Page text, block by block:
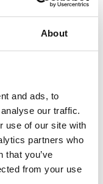
About
and ads, to
our traffic.
use of our site with
partners who
that you’ve
from your use
som är det
och
decennier. Bilar
från 1920-
på plats samt
uppdaterar
att du som